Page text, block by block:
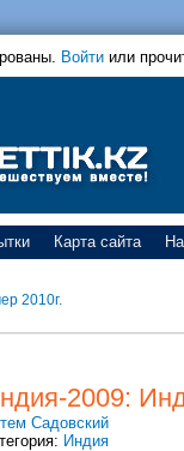
Войти или
Карта сайта
2010г.
2009:
Садовский
Индия